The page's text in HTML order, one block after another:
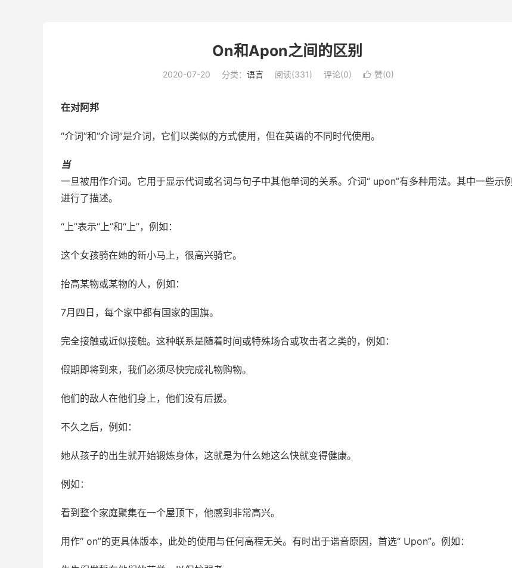
On和Apon之间的区别
2020-07-20 分类： 语言 阅读(331) 评论(0)  赞(0)
在对阿邦
“介词”和“介词”是介词，它们以类似的方式使用，但在英语的不同时代使用。
当
一旦被用作介词。它用于显示代词或名词与句子中其他单词的关系。介词“ upon”有多种用法。其中一些示例
进行了描述。
“上”表示“上”和“上”，例如：
这个女孩骑在她的新小马上，很高兴骑它。
抬高某物或某物的人，例如：
7月四日，每个家中都有国家的国旗。
完全接触或近似接触。这种联系是随着时间或特殊场合或攻击者之类的，例如：
假期即将到来，我们必须尽快完成礼物购物。
他们的敌人在他们身上，他们没有后援。
不久之后，例如：
她从孩子的出生就开始锻炼身体，这就是为什么她这么快就变得健康。
例如：
看到整个家庭聚集在一个屋顶下，他感到非常高兴。
用作“ on”的更具体版本，此处的使用与任何高程无关。有时出于谐音原因，首选“ Upon”。例如：